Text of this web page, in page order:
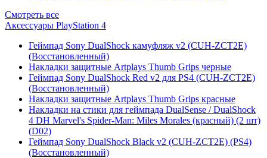
Смотреть все
Аксессуары PlayStation 4
Геймпад Sony DualShock камуфляж v2 (CUH-ZCT2E)
(Восстановленный)
Накладки защитные Artplays Thumb Grips черные
Геймпад Sony DualShock Red v2 для PS4 (CUH-ZCT2E)
(Восстановленный)
Накладки защитные Artplays Thumb Grips красные
Накладки на стики для геймпада DualSense / DualShock
4 DH Marvel's Spider-Man: Miles Morales (красный) (2 шт)
(D02)
Геймпад Sony DualShock Black v2 (CUH-ZCT2E) (PS4)
(Восстановленный)